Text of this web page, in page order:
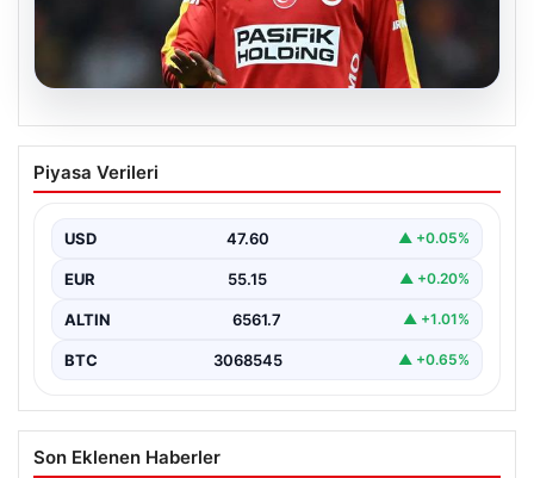
Galatasaray’da daha sezon başlamadan
Singo’dan kötü haber!
Başlangıç: Singo’nun Durumu Belirsizliğini Koruyor”,
“content”: “…
Piyasa Verileri
USD 47.60 ▲ +0.05%
EUR 55.15 ▲ +0.20%
ALTIN 6561.7 ▲ +1.01%
BTC 3068545 ▲ +0.65%
Son Eklenen Haberler